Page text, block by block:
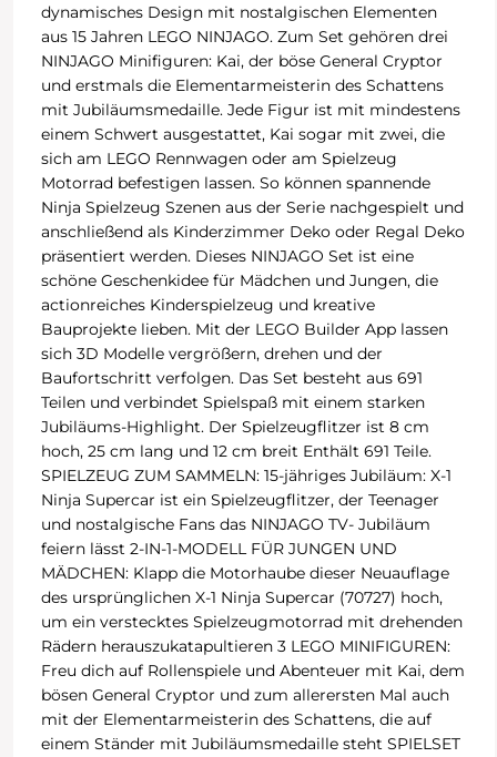
dynamisches Design mit nostalgischen Elementen
aus 15 Jahren LEGO NINJAGO. Zum Set gehören drei
NINJAGO Minifiguren: Kai, der böse General Cryptor
und erstmals die Elementarmeisterin des Schattens
mit Jubiläumsmedaille. Jede Figur ist mit mindestens
einem Schwert ausgestattet, Kai sogar mit zwei, die
sich am LEGO Rennwagen oder am Spielzeug
Motorrad befestigen lassen. So können spannende
Ninja Spielzeug Szenen aus der Serie nachgespielt und
anschließend als Kinderzimmer Deko oder Regal Deko
präsentiert werden. Dieses NINJAGO Set ist eine
schöne Geschenkidee für Mädchen und Jungen, die
actionreiches Kinderspielzeug und kreative
Bauprojekte lieben. Mit der LEGO Builder App lassen
sich 3D Modelle vergrößern, drehen und der
Baufortschritt verfolgen. Das Set besteht aus 691
Teilen und verbindet Spielspaß mit einem starken
Jubiläums-Highlight. Der Spielzeugflitzer ist 8 cm
hoch, 25 cm lang und 12 cm breit Enthält 691 Teile.
SPIELZEUG ZUM SAMMELN: 15-jähriges Jubiläum: X-1
Ninja Supercar ist ein Spielzeugflitzer, der Teenager
und nostalgische Fans das NINJAGO TV- Jubiläum
feiern lässt 2-IN-1-MODELL FÜR JUNGEN UND
MÄDCHEN: Klapp die Motorhaube dieser Neuauflage
des ursprünglichen X-1 Ninja Supercar (70727) hoch,
um ein verstecktes Spielzeugmotorrad mit drehenden
Rädern herauszukatapultieren 3 LEGO MINIFIGUREN:
Freu dich auf Rollenspiele und Abenteuer mit Kai, dem
bösen General Cryptor und zum allerersten Mal auch
mit der Elementarmeisterin des Schattens, die auf
einem Ständer mit Jubiläumsmedaille steht SPIELSET